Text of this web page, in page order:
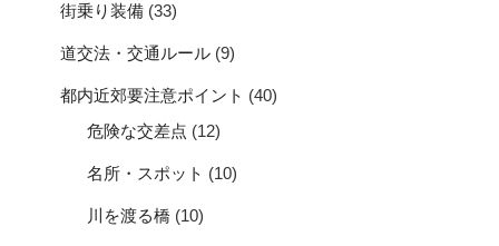
街乗り装備 (33)
道交法・交通ルール (9)
都内近郊要注意ポイント (40)
危険な交差点 (12)
名所・スポット (10)
川を渡る橋 (10)